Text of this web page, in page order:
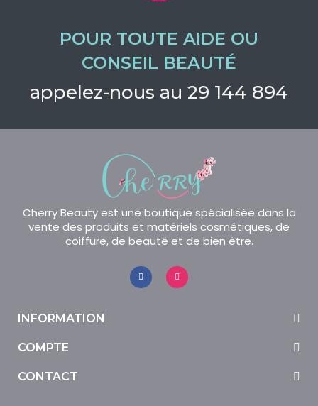
POUR TOUTE AIDE OU
CONSEIL BEAUTÉ
appelez-nous au 29 144 894
Cherry Beauty est une boutique spécialisée dans la
vente des produits et matériels cosmétiques, de
coiffure, de beauté et de bien être.
INFORMATION
COMPTE
CONTACT